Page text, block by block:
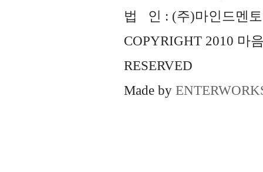
법 인 : (주)마인드멘토
COPYRIGHT 2010 마
RESERVED
Made by